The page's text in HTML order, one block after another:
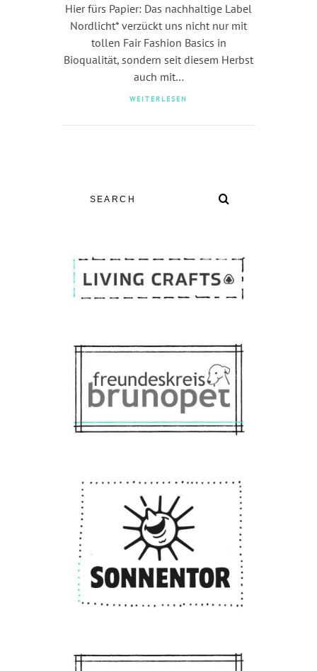
Hier fürs Papier: Das nachhaltige Label
Nordlicht* verzückt uns nicht nur mit
tollen Fair Fashion Basics in
Bioqualität, sondern seit diesem Herbst
auch mit…
WEITERLESEN